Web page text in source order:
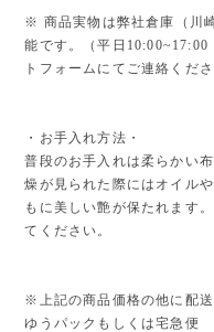
※ 商品実物は弊社倉庫（川
能です。（平日10:00~17:00
トフォームにてご連絡くださ
・お手入れ方法・
普段のお手入れは柔らかい
燥が見られた際にはオイル
もに美しい艶が保たれます
てください。
※上記の商品価格の他に配送
ゆうパックもしくは宅急便